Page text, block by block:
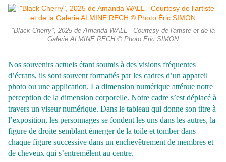
"Black Cherry", 2025 de Amanda WALL - Courtesy de l'artiste et de la
Galerie ALMINE RECH © Photo Éric SIMON
Nos souvenirs actuels étant soumis à des visions fréquentes
d’écrans, ils sont souvent formattés par les cadres d’un appareil
photo ou une application. La dimension numérique atténue notre
perception de la dimension corporelle. Notre cadre s’est déplacé à
travers un viseur numérique. Dans le tableau qui donne son titre à
l’exposition, les personnages se fondent les uns dans les autres, la
figure de droite semblant émerger de la toile et tomber dans
chaque figure successive dans un enchevêtrement de membres et
de cheveux qui s’entremêlent au centre.